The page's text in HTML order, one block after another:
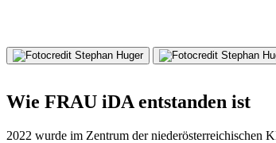
Wie FRAU iDA entstanden ist
2022 wurde im Zentrum der niederösterreichischen